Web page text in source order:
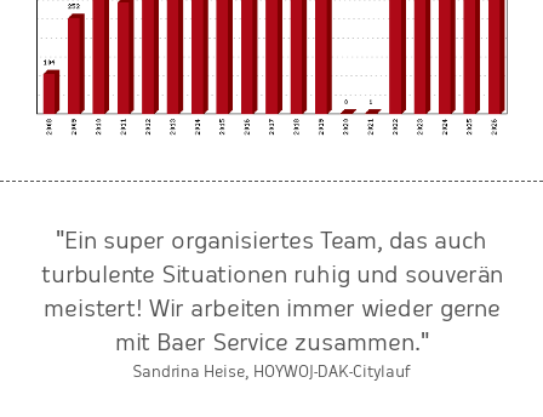
"Ein super organisiertes Team, das auch
turbulente Situationen ruhig und souverän
meistert! Wir arbeiten immer wieder gerne
mit Baer Service zusammen."
Sandrina Heise, HOYWOJ-DAK-Citylauf